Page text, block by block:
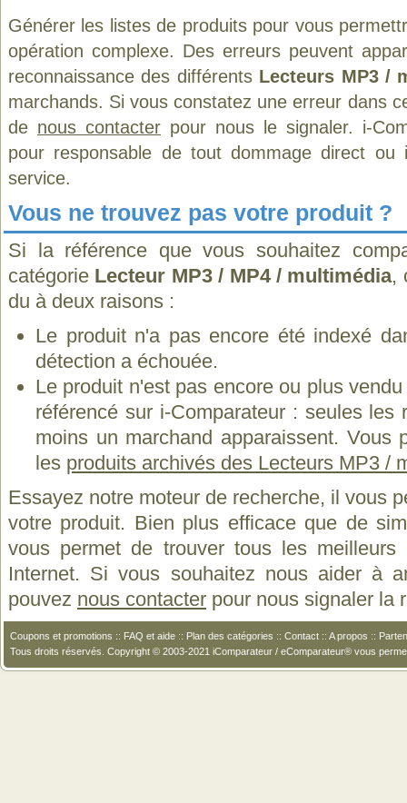
Générer les listes de produits pour vous
opération complexe. Des erreurs peuvent
reconnaissance des différents Lecteurs MP3 /
marchands. Si vous constatez une erreur dans
de nous contacter pour nous le signaler. i-
pour responsable de tout dommage direct
service.
Vous ne trouvez pas votre produit ?
Si la référence que vous souhaitez
catégorie Lecteur MP3 / MP4 / multimédia,
du à deux raisons :
Le produit n'a pas encore été indexé
détection a échouée.
Le produit n'est pas encore ou plus
référencé sur i-Comparateur : seules les
moins un marchand apparaissent. Vous
les produits archivés des Lecteurs MP3 /
Essayez notre moteur de recherche, il vous
votre produit. Bien plus efficace que de
vous permet de trouver tous les
Internet. Si vous souhaitez nous aider à
pouvez nous contacter pour nous signaler la
Coupons et promotions :: FAQ et aide :: Plan des catégories :: Contact :: A propos ::
Tous droits réservés. Copyright © 2003-2021 iComparateur / eComparateur® vous